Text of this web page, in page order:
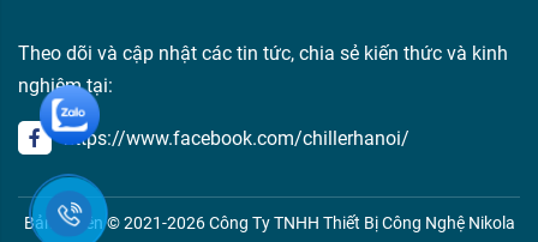
Theo dõi và cập nhật các tin tức, chia sẻ kiến thức và kinh
nghiệm tại:
https://www.facebook.com/chillerhanoi/
Bản quyền © 2021-2026 Công Ty TNHH Thiết Bị Công Nghệ Nikola